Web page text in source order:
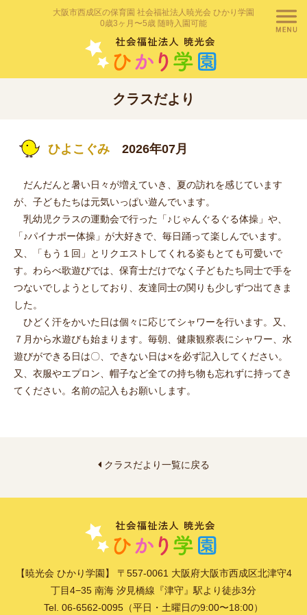
大阪市西成区の保育園 社会福祉法人暁光会 ひかり学園
0歳3ヶ月〜5歳 随時入園可能
クラスだより
ひよこぐみ 2026年07月
だんだんと暑い日々が増えていき、夏の訪れを感じています
が、子どもたちは元気いっぱい遊んでいます。
乳幼児クラスの運動会で行った「♪じゃんぐるぐる体操」や、
「♪パイナポー体操」が大好きで、毎日踊って楽しんでいます。
又、「もう１回」とリクエストしてくれる姿もとても可愛いで
す。わらべ歌遊びでは、保育士だけでなく子どもたち同士で手を
つないでしようとしており、友達同士の関りも少しずつ出てきま
した。
ひどく汗をかいた日は個々に応じてシャワーを行います。又、
７月から水遊びも始まります。毎朝、健康観察表にシャワー、水
遊びができる日は〇、できない日は×を必ず記入してください。
又、衣服やエプロン、帽子など全ての持ち物も忘れずに持ってき
てください。名前の記入もお願いします。
クラスだより一覧に戻る
【暁光会 ひかり学園】 〒557-0061 大阪府大阪市西成区北津守4
丁目4−35 南海 汐見橋線『津守』駅より徒歩3分
Tel. 06-6562-0095（平日・土曜日の9:00〜18:00）